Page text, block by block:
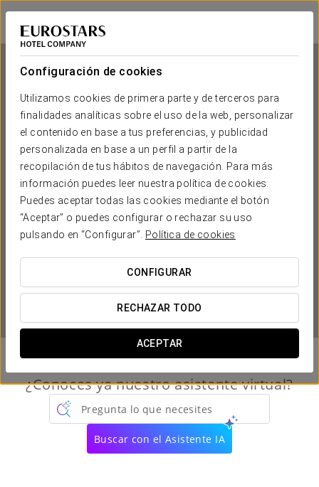
Configuración de cookies
Utilizamos cookies de primera parte y de terceros para
finalidades analíticas sobre el uso de la web, personalizar
el contenido en base a tus preferencias, y publicidad
personalizada en base a un perfil a partir de la
recopilación de tus hábitos de navegación. Para más
información puedes leer nuestra política de cookies.
Puedes aceptar todas las cookies mediante el botón
“Aceptar” o puedes configurar o rechazar su uso
pulsando en “Configurar”.
Política de cookies
CONFIGURAR
RECHAZAR TODO
ACEPTAR
Crisol Chiclana
CÁDIZ - CHICLANA DE LA FRONTERA
Crisol Chiclana
CÁDIZ - CHICLANA DE LA FRONTERA
¿CUÁNDO QUIERES IR?
¿Conoces ya nuestro asistente virtual?
Pregunta lo que necesites
Buscar con el Asistente IA